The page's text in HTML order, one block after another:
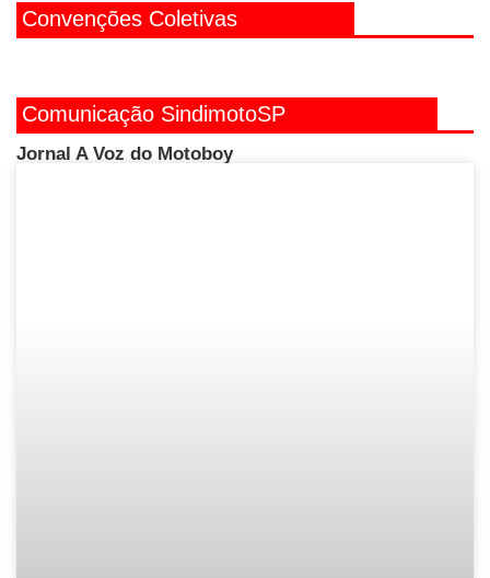
Convenções Coletivas
Comunicação SindimotoSP
Jornal A Voz do Motoboy